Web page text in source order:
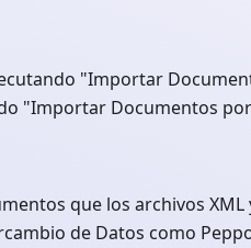
"Importar
"Importar Documentos
que los archivos XML
de Datos como